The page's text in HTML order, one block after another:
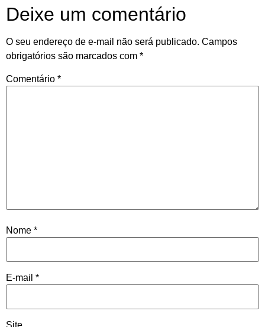
Deixe um comentário
O seu endereço de e-mail não será publicado. Campos
obrigatórios são marcados com *
Comentário *
Nome *
E-mail *